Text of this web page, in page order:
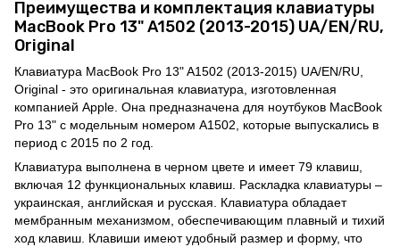
Преимущества и комплектация клавиатуры
MacBook Pro 13" A1502 (2013-2015) UA/EN/RU,
Original
Клавиатура MacBook Pro 13" A1502 (2013-2015) UA/EN/RU,
Original - это оригинальная клавиатура, изготовленная
компанией Apple. Она предназначена для ноутбуков MacBook
Pro 13" с модельным номером A1502, которые выпускались в
период с 2015 по 2 год.
Клавиатура выполнена в черном цвете и имеет 79 клавиш,
включая 12 функциональных клавиш. Раскладка клавиатуры –
украинская, английская и русская. Клавиатура обладает
мембранным механизмом, обеспечивающим плавный и тихий
ход клавиш. Клавиши имеют удобный размер и форму, что